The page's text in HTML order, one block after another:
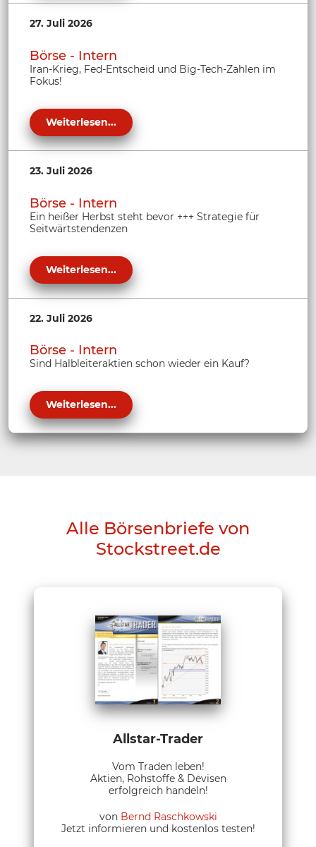
27. Juli 2026
Börse - Intern
Iran-Krieg, Fed-Entscheid und Big-Tech-Zahlen im
Fokus!
Weiterlesen...
23. Juli 2026
Börse - Intern
Ein heißer Herbst steht bevor +++ Strategie für
Seitwärtstendenzen
Weiterlesen...
22. Juli 2026
Börse - Intern
Sind Halbleiteraktien schon wieder ein Kauf?
Weiterlesen...
Alle Börsenbriefe von
Stockstreet.de
Allstar-Trader
Vom Traden leben!
Aktien, Rohstoffe & Devisen
erfolgreich handeln!
von Bernd Raschkowski
Jetzt informieren und kostenlos testen!